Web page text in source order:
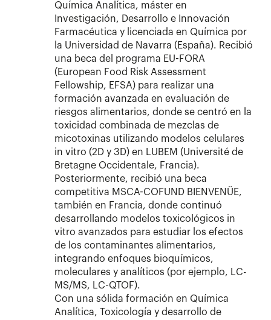
Química Analítica, máster en
Investigación, Desarrollo e Innovación
Farmacéutica y licenciada en Química por
la Universidad de Navarra (España). Recibió
una beca del programa EU-FORA
(European Food Risk Assessment
Fellowship, EFSA) para realizar una
formación avanzada en evaluación de
riesgos alimentarios, donde se centró en la
toxicidad combinada de mezclas de
micotoxinas utilizando modelos celulares
in vitro (2D y 3D) en LUBEM (Université de
Bretagne Occidentale, Francia).
Posteriormente, recibió una beca
competitiva MSCA-COFUND BIENVENÜE,
también en Francia, donde continuó
desarrollando modelos toxicológicos in
vitro avanzados para estudiar los efectos
de los contaminantes alimentarios,
integrando enfoques bioquímicos,
moleculares y analíticos (por ejemplo, LC-
MS/MS, LC-QTOF).
Con una sólida formación en Química
Analítica, Toxicología y desarrollo de